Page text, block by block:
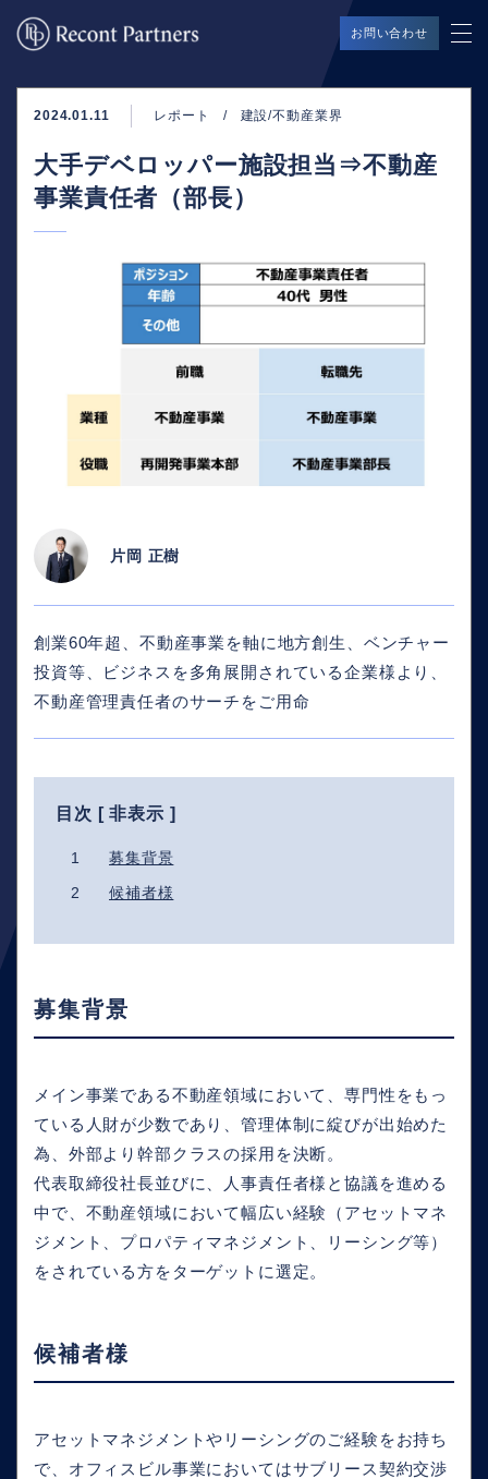
お問い合わせ
2024.01.11 レポート 建設/不動産業界
大手デベロッパー施設担当⇒不動産
事業責任者（部長）
片岡 正樹
創業60年超、不動産事業を軸に地方創生、ベンチャー
投資等、ビジネスを多角展開されている企業様より、
不動産管理責任者のサーチをご用命
目次 [非表示 ]
1
募集背景
2
候補者様
募集背景
メイン事業である不動産領域において、専門性をもっ
ている人財が少数であり、管理体制に綻びが出始めた
為、外部より幹部クラスの採用を決断。
代表取締役社長並びに、人事責任者様と協議を進める
中で、不動産領域において幅広い経験（アセットマネ
ジメント、プロパティマネジメント、リーシング等）
をされている方をターゲットに選定。
候補者様
アセットマネジメントやリーシングのご経験をお持ち
で、オフィスビル事業においてはサブリース契約交渉